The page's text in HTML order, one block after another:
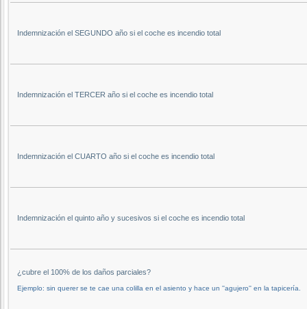
Indemnización el SEGUNDO año si el coche es incendio total
Indemnización el TERCER año si el coche es incendio total
Indemnización el CUARTO año si el coche es incendio total
Indemnización el quinto año y sucesivos si el coche es incendio total
¿cubre el 100% de los daños parciales?
Ejemplo: sin querer se te cae una colilla en el asiento y hace un ''agujero'' en la tapicería.